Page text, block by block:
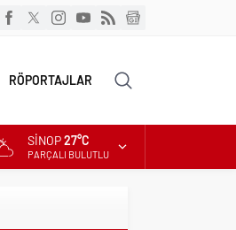
RÖPORTAJLAR
SINOP27°C
PARÇALI BULUTLU